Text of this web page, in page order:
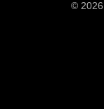
© 2026